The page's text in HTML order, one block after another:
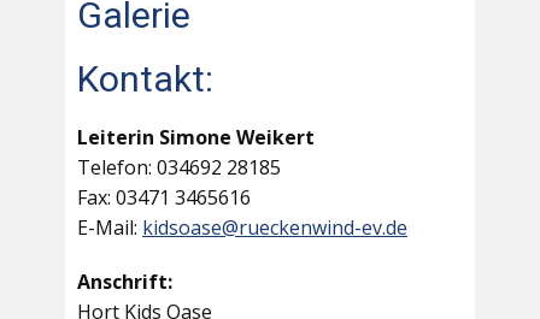
Galerie
Kontakt:
Leiterin Simone Weikert
Telefon: 034692 28185
Fax: 03471 3465616
E-Mail: kidsoase@rueckenwind-ev.de
Anschrift:
Hort Kids Oase